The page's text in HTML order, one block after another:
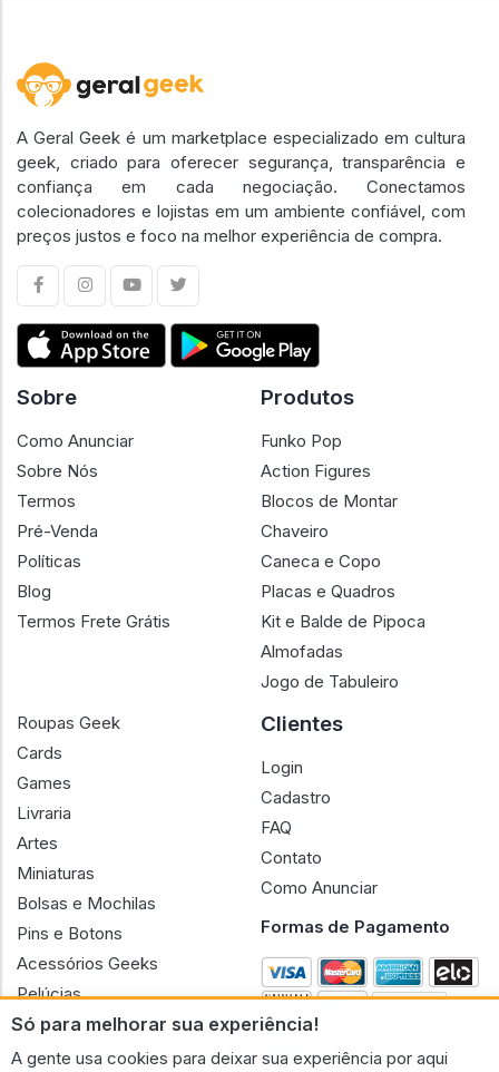
Só para melhorar sua experiência!
A gente usa cookies para deixar sua experiência por aqui
A Geral Geek é um marketplace especializado em cultura
geek, criado para oferecer segurança, transparência e
confiança em cada negociação. Conectamos
colecionadores e lojistas em um ambiente confiável, com
preços justos e foco na melhor experiência de compra.
Sobre
Como Anunciar
Sobre Nós
Termos
Pré-Venda
Políticas
Blog
Termos Frete Grátis
Produtos
Funko Pop
Action Figures
Blocos de Montar
Chaveiro
Caneca e Copo
Placas e Quadros
Kit e Balde de Pipoca
Almofadas
Jogo de Tabuleiro
Roupas Geek
Cards
Games
Livraria
Artes
Miniaturas
Bolsas e Mochilas
Pins e Botons
Acessórios Geeks
Pelúcias
Bonecas
Clientes
Login
Cadastro
FAQ
Contato
Como Anunciar
Formas de Pagamento